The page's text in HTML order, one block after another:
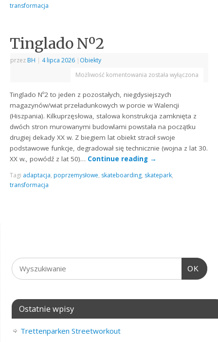
transformacja
Tinglado Nº2
przez BH | 4 lipca 2026 | Obiekty
Możliwość komentowania została wyłączona
Tinglado Nº2 to jeden z pozostałych, niegdysiejszych
magazynów/wiat przeładunkowych w porcie w Walencji
(Hiszpania). Kilkuprzęsłowa, stalowa konstrukcja zamknięta z
dwóch stron murowanymi budowlami powstała na początku
drugiej dekady XX w. Z biegiem lat obiekt stracił swoje
podstawowe funkcje, degradował się technicznie (wojna z lat 30.
XX w., powódź z lat 50)… Continue reading →
Tagi adaptacja, poprzemysłowe, skateboarding, skatepark,
transformacja
OK
Ostatnie wpisy
Trettenparken Streetworkout